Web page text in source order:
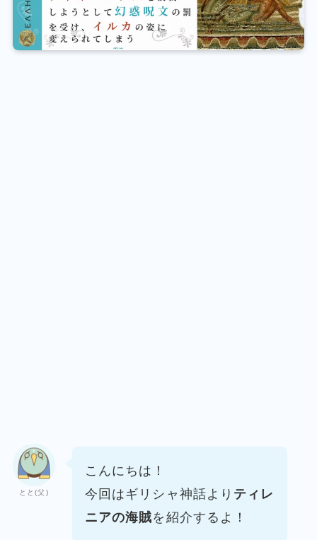
とと(父)
こんにちは！
今回はギリシャ神話より ティレ
ニアの海賊を紹介するよ！